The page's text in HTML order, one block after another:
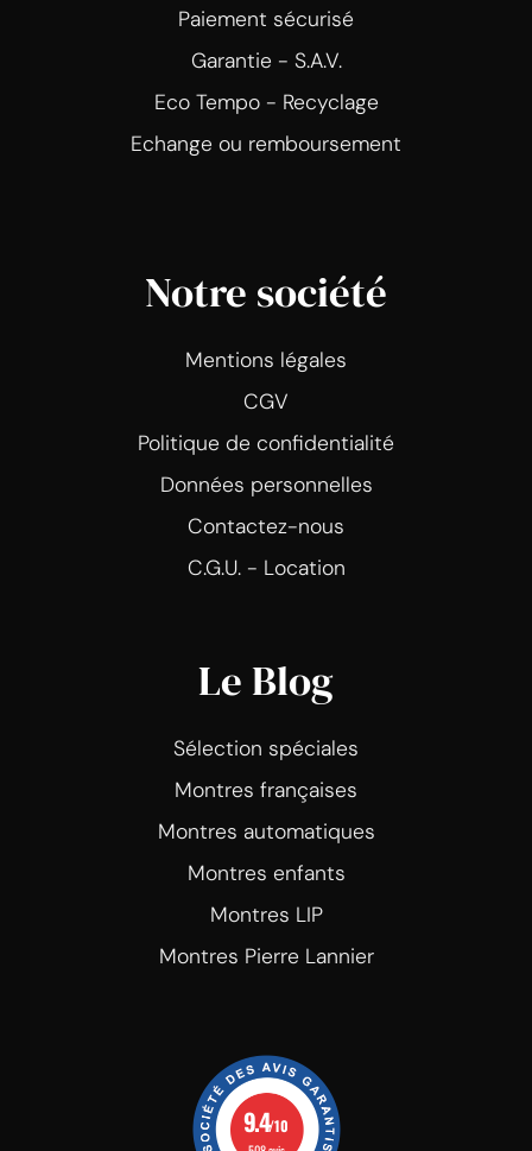
Paiement sécurisé
Garantie - S.A.V.
Eco Tempo - Recyclage
Echange ou remboursement
Notre société
Mentions légales
CGV
Politique de confidentialité
Données personnelles
Contactez-nous
C.G.U. - Location
Le Blog
Sélection spéciales
Montres françaises
Montres automatiques
Montres enfants
Montres LIP
Montres Pierre Lannier
9.4/10